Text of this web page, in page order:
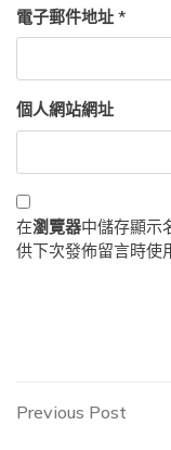
電子郵件地址 *
個人網站網址
在瀏覽器中儲存顯示
供下次發佈留言時使
文
Previous
Previous Post